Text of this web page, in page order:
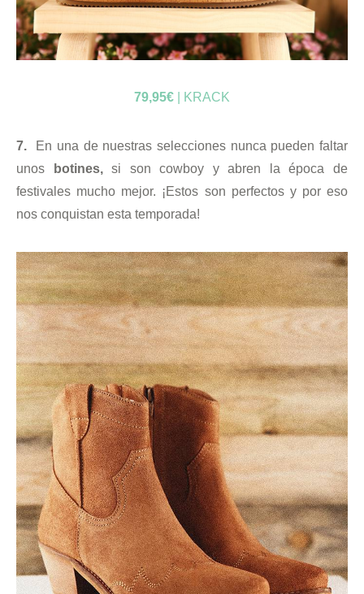
79,95€ | KRACK
7. En una de nuestras selecciones nunca pueden faltar
unos
botines,si son cowboy y abren la época de
festivales mucho mejor. ¡Estos son perfectos y por eso
nos conquistan esta temporada!